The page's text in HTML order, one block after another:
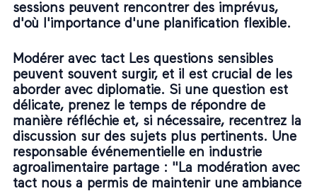
sessions peuvent rencontrer des imprévus,
d'où l'importance d'une planification flexible.
Modérer avec tact Les questions sensibles
peuvent souvent surgir, et il est crucial de les
aborder avec diplomatie. Si une question est
délicate, prenez le temps de répondre de
manière réfléchie et, si nécessaire, recentrez la
discussion sur des sujets plus pertinents. Une
responsable événementielle en industrie
agroalimentaire partage : "La modération avec
tact nous a permis de maintenir une ambiance